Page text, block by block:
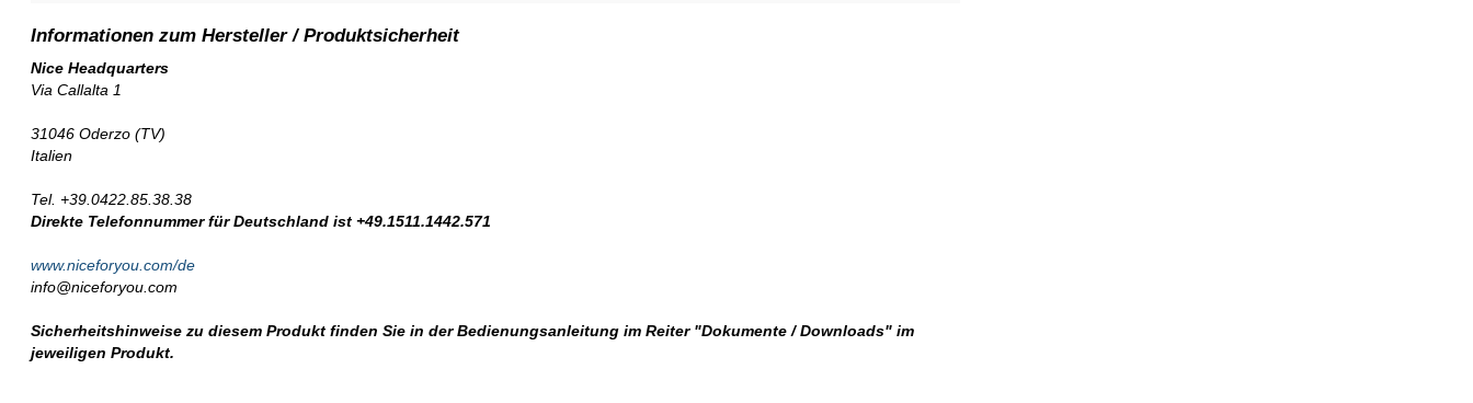
Nice Headquarters
Via Callalta 1
31046 Oderzo (TV)
Italien
Tel. +39.0422.85.38.38
Direkte Telefonnummer für Deutschland ist +49.1511.1442.571
www.niceforyou.com/de
info@niceforyou.com
Sicherheitshinweise zu diesem Produkt finden Sie in der Bedienungsanleitung im Reiter "Dokumente / Downloads" im
jeweiligen Produkt.